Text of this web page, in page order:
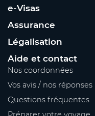
e-Visas
Assurance
Légalisation
Aide et contact
Nos coordonnées
Vos avis / nos réponses
Questions fréquentes